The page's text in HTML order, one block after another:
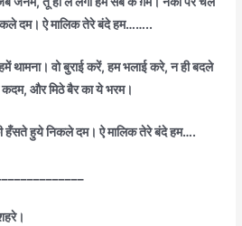
दम। ऐ मालिक तेरे बंदे हम……..
थामना। वो बुराई करें, हम भलाई करे, न ही बदले
कदम, और मिठे बैर का ये भरम।
हँसते हुये निकले दम। ऐ मालिक तेरे बंदे हम….